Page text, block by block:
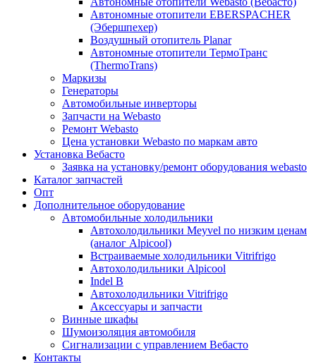
Автономные отопители EBERSPACHER
(Эбершпехер)
Воздушный отопитель Planar
Автономные отопители ТермоТранс
(ThermoTrans)
Маркизы
Генераторы
Автомобильные инверторы
Запчасти на Webasto
Ремонт Webasto
Цена установки Webasto по маркам авто
Установка Вебасто
Заявка на установку/ремонт оборудования webasto
Каталог запчастей
Опт
Дополнительное оборудование
Автомобильные холодильники
Автохолодильники Meyvel по низким ценам
(аналог Alpicool)
Встраиваемые холодильники Vitrifrigo
Автохолодильники Alpicool
Indel B
Автохолодильники Vitrifrigo
Аксессуары и запчасти
Винные шкафы
Шумоизоляция автомобиля
Сигнализации с управлением Вебасто
Контакты